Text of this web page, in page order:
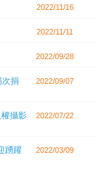
2022/11/16
2022/11/11
2022/09/28
捐
2022/09/07
權攝影
2022/07/22
踴躍
2022/03/09